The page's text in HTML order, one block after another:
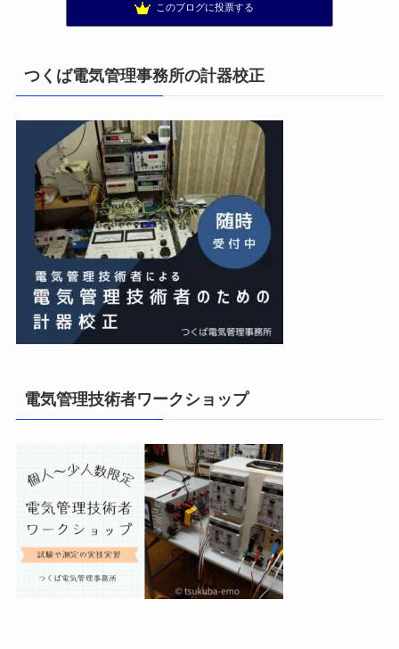
太陽光発電で、第二の年金.JP茨城県鹿嶋市赤嶺電研企画ブログ
このブログに投票する
つくば電気管理事務所の計器校正
電気管理技術者ワークショップ